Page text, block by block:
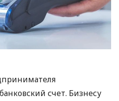
счет. Бизнесу